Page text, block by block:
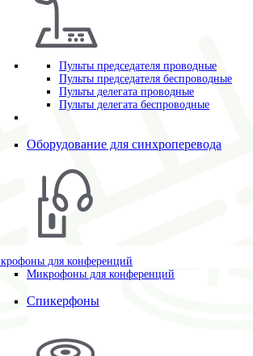
Пульты председателя проводные
Пульты председателя беспроводные
Пульты делегата проводные
Пульты делегата беспроводные
Оборудование для синхроперевода
для конференций
Микрофоны для конференций
Спикерфоны